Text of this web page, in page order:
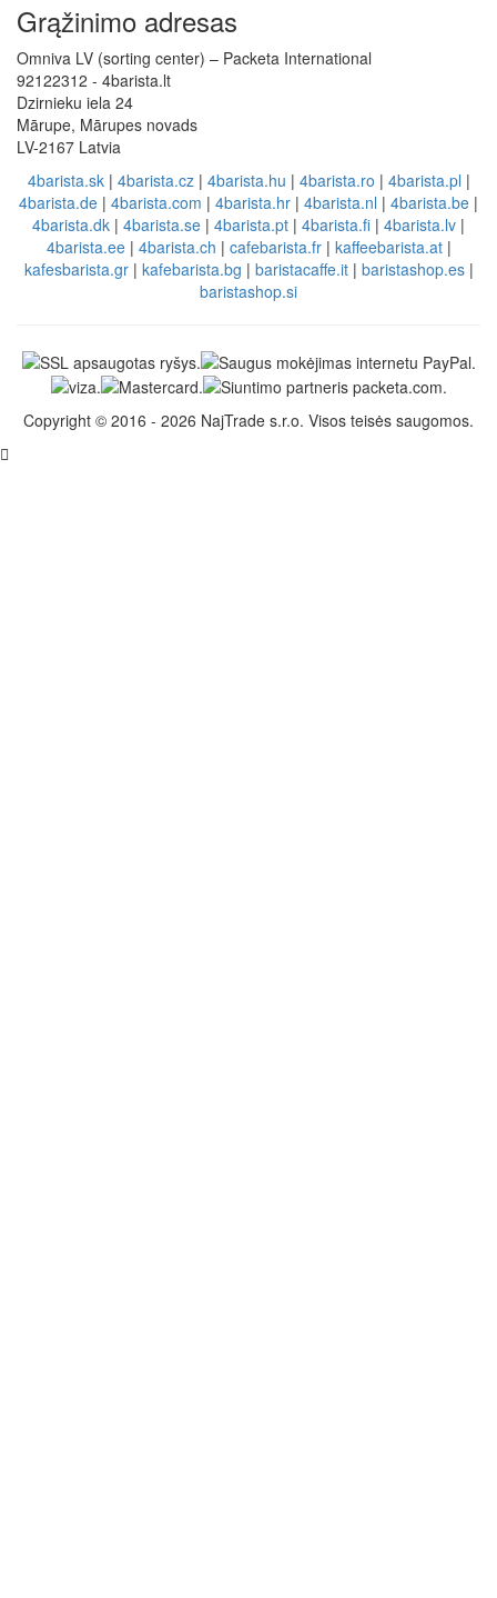
Grąžinimo adresas
Omniva LV (sorting center) – Packeta International
92122312 - 4barista.lt
Dzirnieku iela 24
Mārupe, Mārupes novads
LV-2167 Latvia
4barista.sk| 4barista.cz| 4barista.hu | 4barista.ro | 4barista.pl |
4barista.de | 4barista.com | 4barista.hr | 4barista.nl | 4barista.be |
4barista.dk | 4barista.se | 4barista.pt | 4barista.fi | 4barista.lv |
4barista.ee| 4barista.ch | cafebarista.fr| kaffeebarista.at|
kafesbarista.gr| kafebarista.bg | baristacaffe.it| baristashop.es|
baristashop.si
Copyright © 2016 - 2026 NajTrade s.r.o. Visos teisės saugomos.